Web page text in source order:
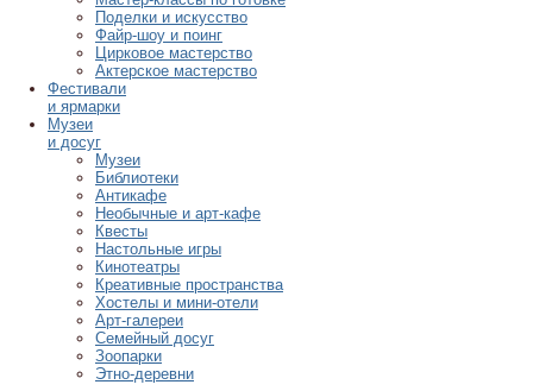
Поделки и искусство
Файр-шоу и поинг
Цирковое мастерство
Актерское мастерство
Фестивали
и ярмарки
Музеи
и досуг
Музеи
Библиотеки
Антикафе
Необычные и арт-кафе
Квесты
Настольные игры
Кинотеатры
Креативные пространства
Хостелы и мини-отели
Арт-галереи
Семейный досуг
Зоопарки
Этно-деревни